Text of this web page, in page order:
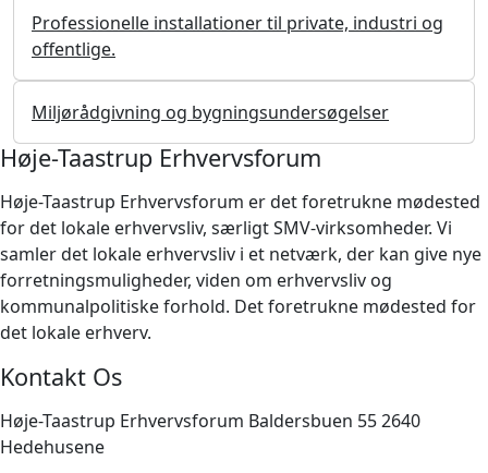
Professionelle installationer til private, industri og
offentlige.
Miljørådgivning og bygningsundersøgelser
Høje-Taastrup Erhvervsforum
Høje-Taastrup Erhvervsforum er det foretrukne mødested
for det lokale erhvervsliv, særligt SMV-virksomheder. Vi
samler det lokale erhvervsliv i et netværk, der kan give nye
forretningsmuligheder, viden om erhvervsliv og
kommunalpolitiske forhold. Det foretrukne mødested for
det lokale erhverv.
Kontakt Os
Høje-Taastrup Erhvervsforum Baldersbuen 55 2640
Hedehusene